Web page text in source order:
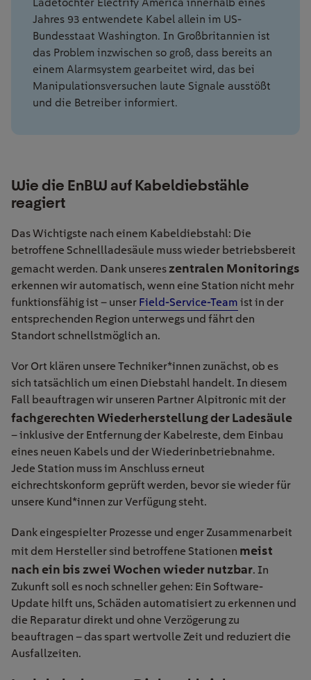
Jahres 93 entwendete Kabel allein im US-
Bundesstaat Washington. In Großbritannien ist
das Problem inzwischen so groß, dass bereits an
einem Alarmsystem gearbeitet wird, das bei
Manipulationsversuchen laute Signale ausstößt
und die Betreiber informiert.
Wie die EnBW auf Kabeldiebstähle
reagiert
Das Wichtigste nach einem Kabeldiebstahl: Die
betroffene Schnellladesäule muss wieder betriebsbereit
gemacht werden. Dank unseres zentralen Monitorings
erkennen wir automatisch, wenn eine Station nicht mehr
funktionsfähig ist – unser Field-Service-Team ist in der
entsprechenden Region unterwegs und fährt den
Standort schnellstmöglich an.
Vor Ort klären unsere Techniker*innen zunächst, ob es
sich tatsächlich um einen Diebstahl handelt. In diesem
Fall beauftragen wir unseren Partner Alpitronic mit der
fachgerechten Wiederherstellung der Ladesäule
– inklusive der Entfernung der Kabelreste, dem Einbau
eines neuen Kabels und der Wiederinbetriebnahme.
Jede Station muss im Anschluss erneut
eichrechtskonform geprüft werden, bevor sie wieder für
unsere Kund*innen zur Verfügung steht.
Dank eingespielter Prozesse und enger Zusammenarbeit
mit dem Hersteller sind betroffene Stationen meist
nach ein bis zwei Wochen wieder nutzbar. In
Zukunft soll es noch schneller gehen: Ein Software-
Update hilft uns, Schäden automatisiert zu erkennen und
die Reparatur direkt und ohne Verzögerung zu
beauftragen – das spart wertvolle Zeit und reduziert die
Ausfallzeiten.